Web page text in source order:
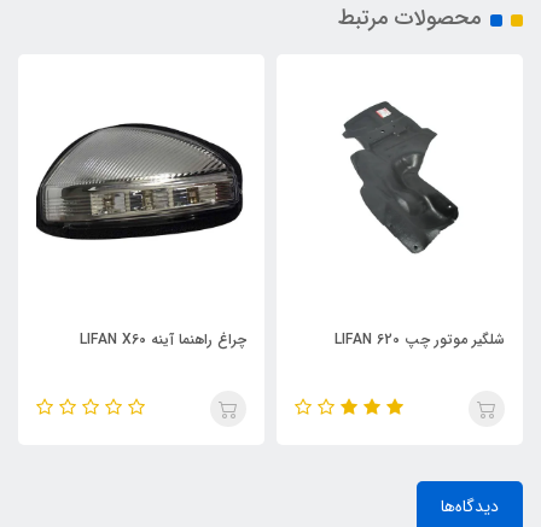
محصولات مرتبط
چراغ راهنما آینه LIFAN X60 چراغ راهنما جلو چپ LIFAN X60
دیدگاه‌ها